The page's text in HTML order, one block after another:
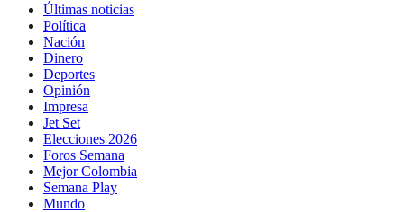
Últimas noticias
Política
Nación
Dinero
Deportes
Opinión
Impresa
Jet Set
Elecciones 2026
Foros Semana
Mejor Colombia
Semana Play
Mundo